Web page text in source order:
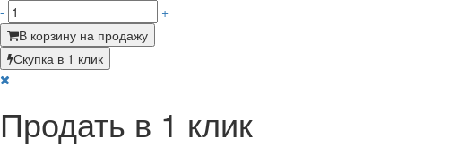
-
+
В корзину на продажу
Скупка в 1 клик
Продать в 1 клик